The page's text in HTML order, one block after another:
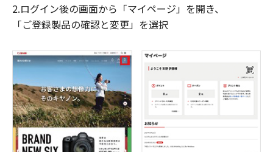
2.ログイン後の画面から「マイページ」を開き、
「ご登録製品の確認と変更」を選択